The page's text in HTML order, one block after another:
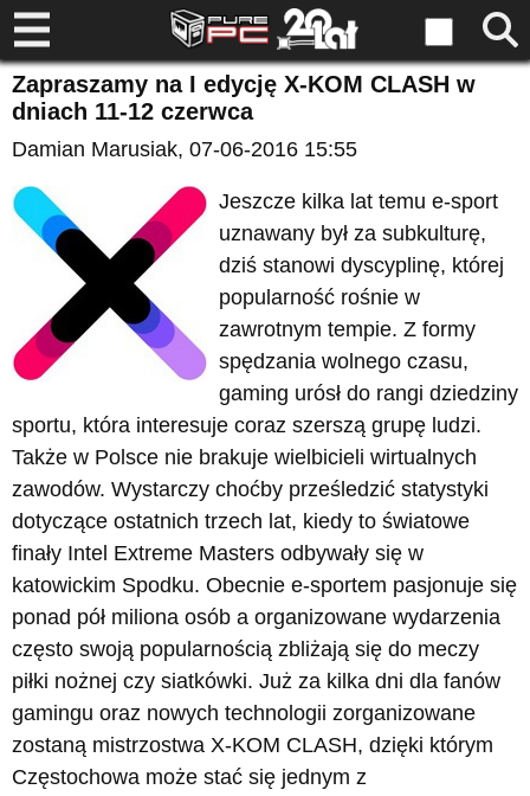
Zapraszamy na I edycję X-KOM CLASH w
dniach 11-12 czerwca
Damian Marusiak, 07-06-2016 15:55
Jeszcze kilka lat temu e-sport
uznawany był za subkulturę,
dziś stanowi dyscyplinę, której
popularność rośnie w
zawrotnym tempie. Z formy
spędzania wolnego czasu,
gaming urósł do rangi dziedziny
sportu, która interesuje coraz szerszą grupę ludzi.
Także w Polsce nie brakuje wielbicieli wirtualnych
zawodów. Wystarczy choćby prześledzić statystyki
dotyczące ostatnich trzech lat, kiedy to światowe
finały Intel Extreme Masters odbywały się w
katowickim Spodku. Obecnie e-sportem pasjonuje się
ponad pół miliona osób a organizowane wydarzenia
często swoją popularnością zbliżają się do meczy
piłki nożnej czy siatkówki. Już za kilka dni dla fanów
gamingu oraz nowych technologii zorganizowane
zostaną mistrzostwa X-KOM CLASH, dzięki którym
Częstochowa może stać się jednym z